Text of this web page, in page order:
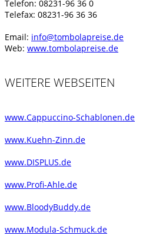
Telefon: 08231-96 36 0
Telefax: 08231-96 36 36
Email: info@tombolapreise.de
Web: www.tombolapreise.de
WEITERE WEBSEITEN
www.Cappuccino-Schablonen.de
www.Kuehn-Zinn.de
www.DISPLUS.de
www.Profi-Ahle.de
www.BloodyBuddy.de
www.Modula-Schmuck.de